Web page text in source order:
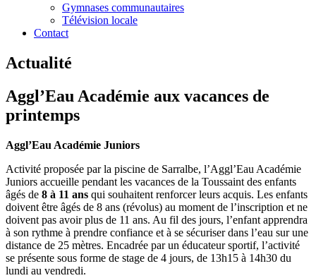
Gymnases communautaires
Télévision locale
Contact
Actualité
Aggl’Eau Académie aux vacances de
printemps
Aggl’Eau Académie Juniors
Activité proposée par la piscine de Sarralbe, l’Aggl’Eau Académie
Juniors accueille pendant les vacances de la Toussaint des enfants
âgés de 8 à 11 ans qui souhaitent renforcer leurs acquis. Les enfants
doivent être âgés de 8 ans (révolus) au moment de l’inscription et ne
doivent pas avoir plus de 11 ans. Au fil des jours, l’enfant apprendra
à son rythme à prendre confiance et à se sécuriser dans l’eau sur une
distance de 25 mètres. Encadrée par un éducateur sportif, l’activité
se présente sous forme de stage de 4 jours, de 13h15 à 14h30 du
lundi au vendredi.